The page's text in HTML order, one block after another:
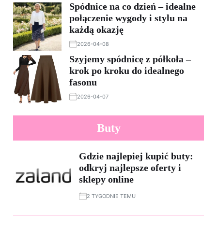
Spódnice na co dzień – idealne
połączenie wygody i stylu na
każdą okazję
2026-04-08
Szyjemy spódnicę z półkoła –
krok po kroku do idealnego
fasonu
2026-04-07
Buty
Gdzie najlepiej kupić buty:
odkryj najlepsze oferty i
sklepy online
2 TYGODNIE TEMU